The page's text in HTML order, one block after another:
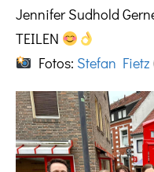
Jennifer Sudhold
TEILEN
Fotos: Stefan Fietz